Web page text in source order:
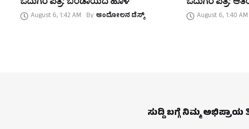
August 6, 1:42 AM By ಆಂದೋಲನ ಡೆಸ್ಕ್ August 6, 1:40 AM
ಸುದ್ದಿ ಬಗ್ಗೆ ನಿಮ್ಮ ಅಭಿಪ್ರಾಯ